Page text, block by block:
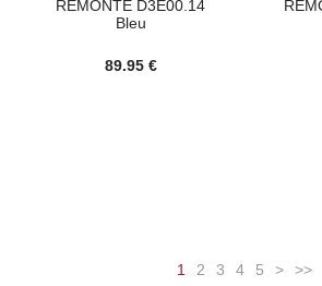
REMONTE D3E00.14
Bleu
89.95 €
1 2 3 4 5 > >>